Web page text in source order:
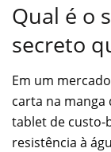
Qual é o
secreto
Em um
carta na
tablet de custo-
resistência à